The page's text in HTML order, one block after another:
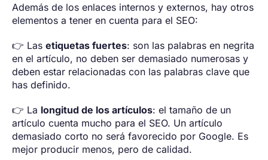
Además de los enlaces internos y externos, hay otros
elementos a tener en cuenta para el SEO:
👉 Las etiquetas fuertes: son las palabras en negrita
en el artículo, no deben ser demasiado numerosas y
deben estar relacionadas con las palabras clave que
has definido.
👉 La longitud de los artículos: el tamaño de un
artículo cuenta mucho para el SEO. Un artículo
demasiado corto no será favorecido por Google. Es
mejor producir menos, pero de calidad.